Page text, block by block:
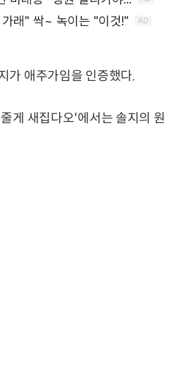
가 애주가임을 인증했다.
게 새집다오'에서는 솔지의 원